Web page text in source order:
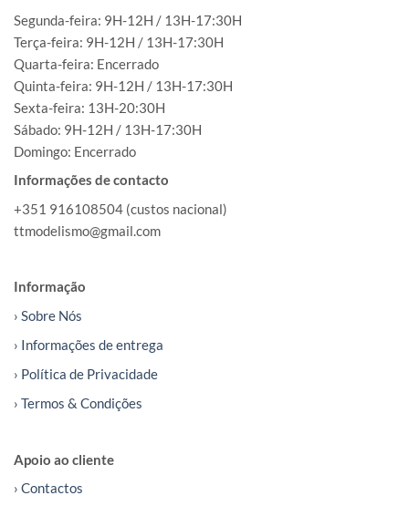
Segunda-feira: 9H-12H / 13H-17:30H
Terça-feira: 9H-12H / 13H-17:30H
Quarta-feira: Encerrado
Quinta-feira: 9H-12H / 13H-17:30H
Sexta-feira: 13H-20:30H
Sábado: 9H-12H / 13H-17:30H
Domingo: Encerrado
Informações de contacto
+351 916108504 (custos nacional)
ttmodelismo@gmail.com
Informação
› Sobre Nós
› Informações de entrega
› Política de Privacidade
› Termos & Condições
Apoio ao cliente
› Contactos